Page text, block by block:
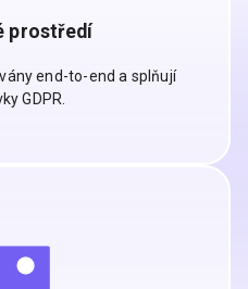
prostředí
end-to-end a splňují
GDPR.